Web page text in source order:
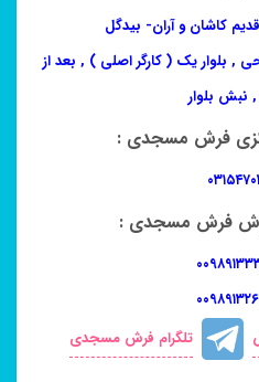
کاشان و آران- بیدگل
بلوار یک ( کارگر اصلی ) , بعد از
فرش مسجدی :
فرش مسجدی :
تلگرام فرش مسجدی